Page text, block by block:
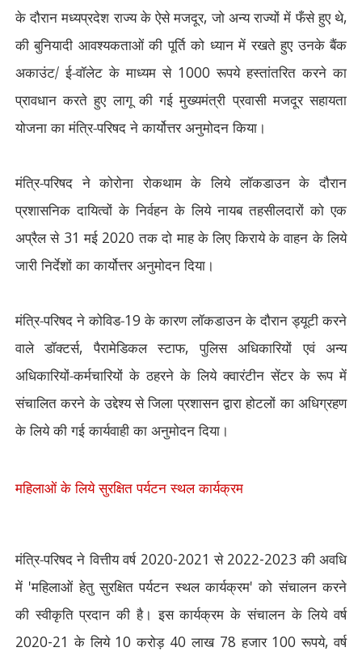
के दौरान मध्यप्रदेश राज्य के ऐसे मजदूर,जो अन्य राज्यों में फँसे हुए थे,
की बुनियादी आवश्यकताओं की पूर्ति को ध्यान में रखते हुए उनके बैंक
अकाउंट/ ई-वॉलेट के माध्यम से 1000 रूपये हस्तांतरित करने का
प्रावधान करते हुए लागू की गई मुख्यमंत्री प्रवासी मजदूर सहायता
योजना का मंत्रि-परिषद ने कार्योत्तर अनुमोदन किया।
मंत्रि-परिषद ने कोरोना रोकथाम के लिये लॉकडाउन के दौरान
प्रशासनिक दायित्वों के निर्वहन के लिये नायब तहसीलदारों को एक
अप्रैल से 31 मई 2020 तक दो माह के लिए किराये के वाहन के लिये
जारी निर्देशों का कार्योत्तर अनुमोदन दिया।
मंत्रि-परिषद ने कोविड-19 के कारण लॉकडाउन के दौरान ड्यूटी करने
वाले डॉक्टर्स,पैरामेडिकल स्टाफ,पुलिस अधिकारियों एवं अन्य
अधिकारियों-कर्मचारियों के ठहरने के लिये क्वारंटीन सेंटर के रूप में
संचालित करने के उद्देश्य से जिला प्रशासन द्वारा होटलों का अधिग्रहण
के लिये की गई कार्यवाही का अनुमोदन दिया।
महिलाओं के लिये सुरक्षित पर्यटन स्थल कार्यक्रम
मंत्रि-परिषद ने वित्तीय वर्ष 2020-2021 से 2022-2023 की अवधि
में 'महिलाओं हेतु सुरक्षित पर्यटन स्थल कार्यक्रम'को संचालन करने
की स्वीकृति प्रदान की है। इस कार्यक्रम के संचालन के लिये वर्ष
2020-21 के लिये 10 करोड़ 40 लाख 78 हजार 100 रूपये,वर्ष